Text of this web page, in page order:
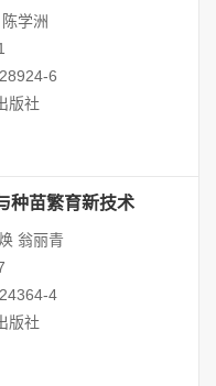
学洲
6
版社
种苗繁育新技术
翁丽青
4
版社